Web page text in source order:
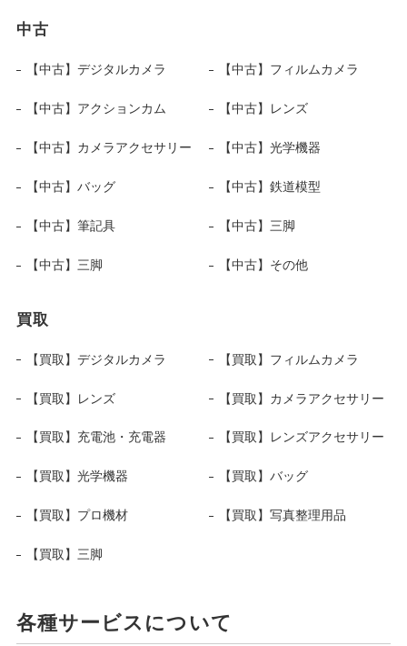
中古
【中古】デジタルカメラ 【中古】フィルムカメラ
【中古】アクションカム 【中古】レンズ
【中古】カメラアクセサリー 【中古】光学機器
【中古】バッグ 【中古】鉄道模型
【中古】筆記具 【中古】三脚
【中古】三脚 【中古】その他
買取
【買取】デジタルカメラ 【買取】フィルムカメラ
【買取】レンズ 【買取】カメラアクセサリー
【買取】充電池・充電器 【買取】レンズアクセサリー
【買取】光学機器 【買取】バッグ
【買取】プロ機材 【買取】写真整理用品
【買取】三脚
各種サービスについて